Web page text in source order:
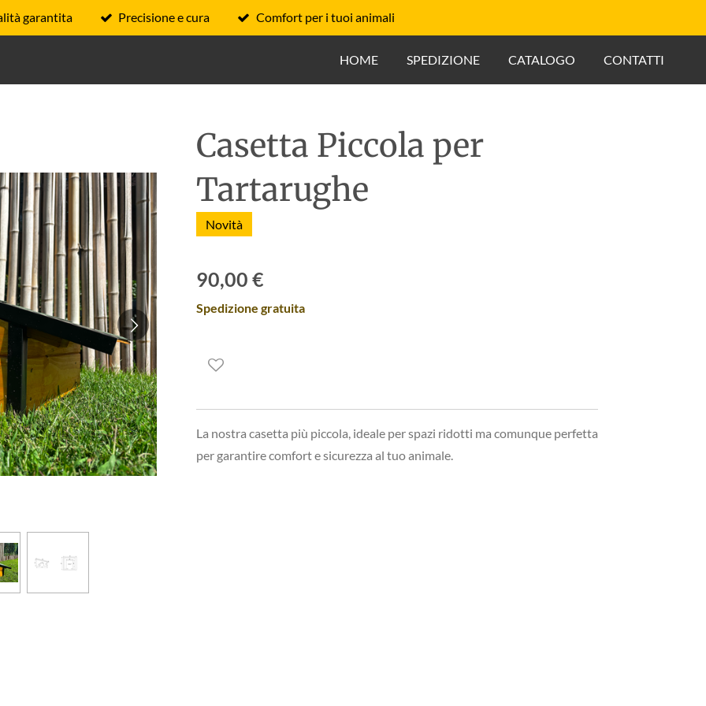
garantita Precisione e cura Comfort per i tuoi animali
HOME SPEDIZIONE CATALOGO CONTATTI
Casetta Piccola per
Tartarughe
Novità
90,00 €
Spedizione gratuita
La nostra casetta più piccola, ideale per spazi ridotti ma comunque perfetta
per garantire comfort e sicurezza al tuo animale.